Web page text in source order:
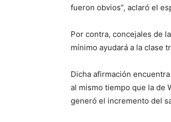
fueron obvios”, aclaró el
Por contra, concejales de
mínimo ayudará a la clase
Dicha afirmación
al mismo tiempo que la de
generó el incremento del